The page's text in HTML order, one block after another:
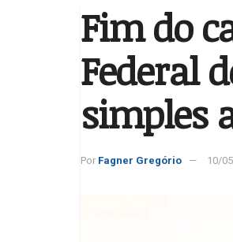
Fim do
Federal
simples
Por Fagner Gregório 10/